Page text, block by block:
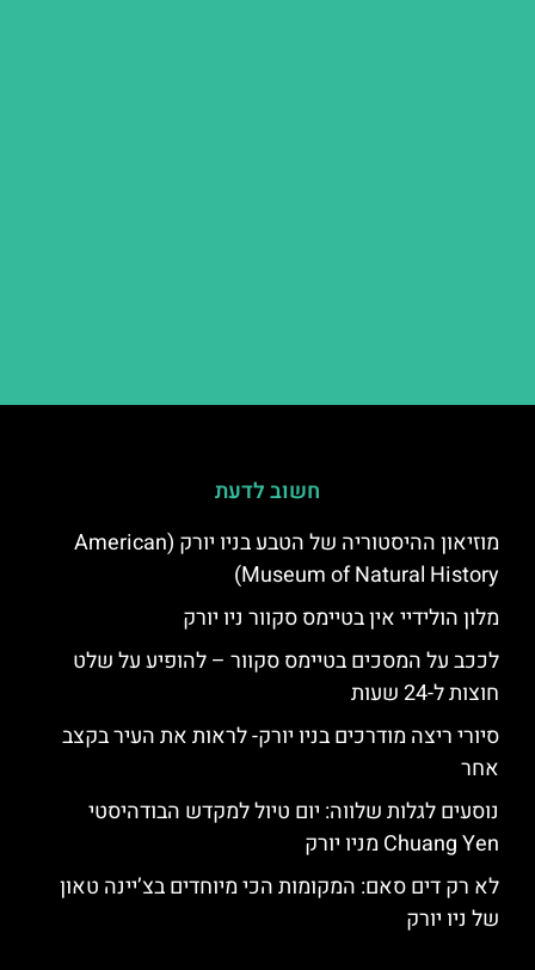
חשוב לדעת
מוזיאון ההיסטוריה של הטבע בניו יורק (American
Museum of Natural History)
מלון הולידיי אין בטיימס סקוור ניו יורק
לככב על המסכים בטיימס סקוור – להופיע על שלט
חוצות ל-24 שעות
סיורי ריצה מודרכים בניו יורק- לראות את העיר בקצב
אחר
נוסעים לגלות שלווה: יום טיול למקדש הבודהיסטי
Chuang Yen מניו יורק
לא רק דים סאם: המקומות הכי מיוחדים בצ’יינה טאון
של ניו יורק